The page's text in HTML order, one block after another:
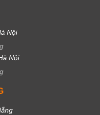
Nội
Nội